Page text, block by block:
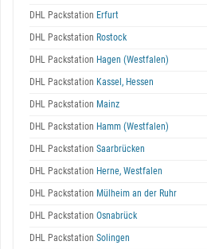
DHL Packstation Erfurt
DHL Packstation Rostock
DHL Packstation Hagen (Westfalen)
DHL Packstation Kassel, Hessen
DHL Packstation Mainz
DHL Packstation Hamm (Westfalen)
DHL Packstation Saarbrücken
DHL Packstation Herne, Westfalen
DHL Packstation Mülheim an der Ruhr
DHL Packstation Osnabrück
DHL Packstation Solingen